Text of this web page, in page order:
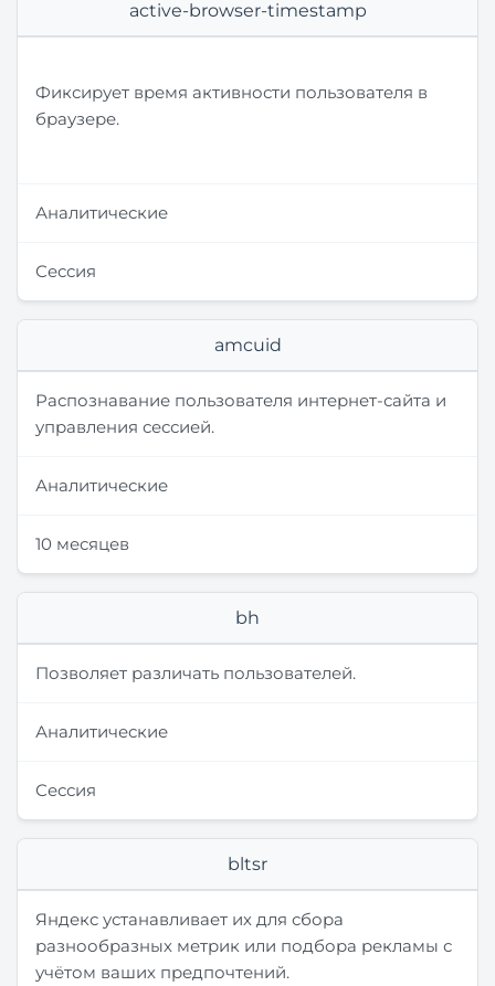
active-browser-timestamp
Фиксирует время активности пользователя в
браузере.
Аналитические
Сессия
amcuid
Распознавание пользователя интернет-сайта и
управления сессией.
Аналитические
10 месяцев
bh
Позволяет различать пользователей.
Аналитические
Сессия
bltsr
Яндекс устанавливает их для сбора
разнообразных метрик или подбора рекламы с
учётом ваших предпочтений.